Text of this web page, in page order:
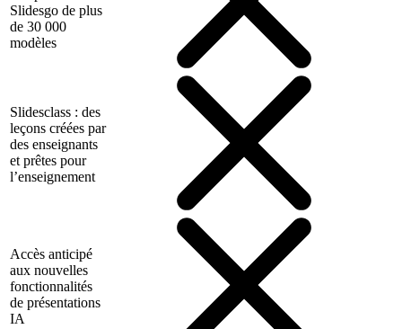
Slidesgo de plus
de 30 000
modèles
Slidesclass : des
leçons créées par
des enseignants
et prêtes pour
l’enseignement
Accès anticipé
aux nouvelles
fonctionnalités
de présentations
IA